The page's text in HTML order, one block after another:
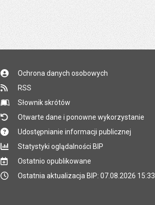
Ochrona danych osobowych
RSS
Słownik skrótów
Otwarte dane i ponowne wykorzystanie
Udostępnianie informacji publicznej
Statystyki oglądalności BIP
Ostatnio opublikowane
Ostatnia aktualizacja BIP: 07.08.2026 15:33